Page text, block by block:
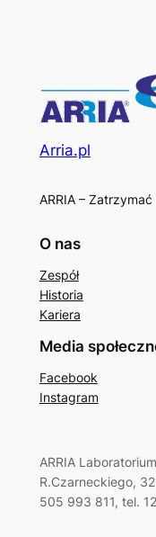
Arria.pl
ARRIA –
O nas
Zespół
Historia
Kariera
Media
Facebook
Instagram
ARRIA
R.Czarneckiego,
505 993 811, tel.